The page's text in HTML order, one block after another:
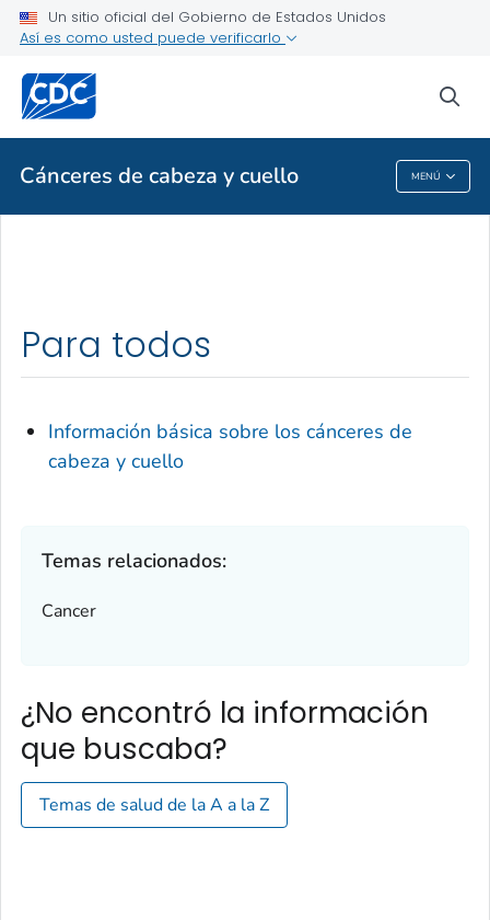
Un sitio oficial del Gobierno de Estados Unidos
Así es como usted puede verificarlo
Cánceres de cabeza y cuello MENÚ
Temas de salud de la A a la Z
Acerca de los CDC
Cánceres De Cabeza Y Cuello
Para todos
Información básica sobre los cánceres de
cabeza y cuello
Temas relacionados:
Cancer
¿No encontró la información
que buscaba?
Temas de salud de la A a la Z